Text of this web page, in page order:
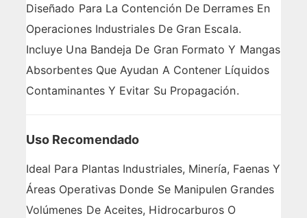
Diseñado Para La Contención De Derrames En
Operaciones Industriales De Gran Escala.
Incluye Una Bandeja De Gran Formato Y Mangas
Absorbentes Que Ayudan A Contener Líquidos
Contaminantes Y Evitar Su Propagación.
Uso Recomendado
Ideal Para Plantas Industriales, Minería, Faenas Y
Áreas Operativas Donde Se Manipulen Grandes
Volúmenes De Aceites, Hidrocarburos O